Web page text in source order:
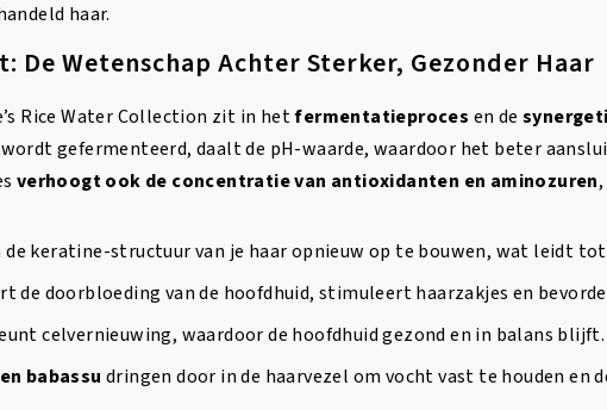
haar.
De Wetenschap Achter Sterker, Gezonder Haar
Rice Water Collection zit in hetfermentatieproces en de
gefermenteerd, daalt de pH-waarde, waardoor het beter
verhoogt ook de concentratie van antioxidanten en aminozuren
de keratine-structuur van je haar opnieuw op te bouwen, wat leidt
de doorbloeding van de hoofdhuid, stimuleert haarzakjes en
celvernieuwing, waardoor de hoofdhuid gezond en in balans blijft.
babassu dringen door in de haarvezel om vocht vast te houden en